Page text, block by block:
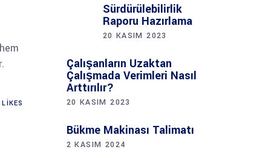
LIKES
Sürdürülebilirlik
Raporu Hazırlama
20 KASIM 2023
Çalışanların Uzaktan
Çalışmada Verimleri Nasıl
Arttırılır?
20 KASIM 2023
Bükme Makinası Talimatı
2 KASIM 2024